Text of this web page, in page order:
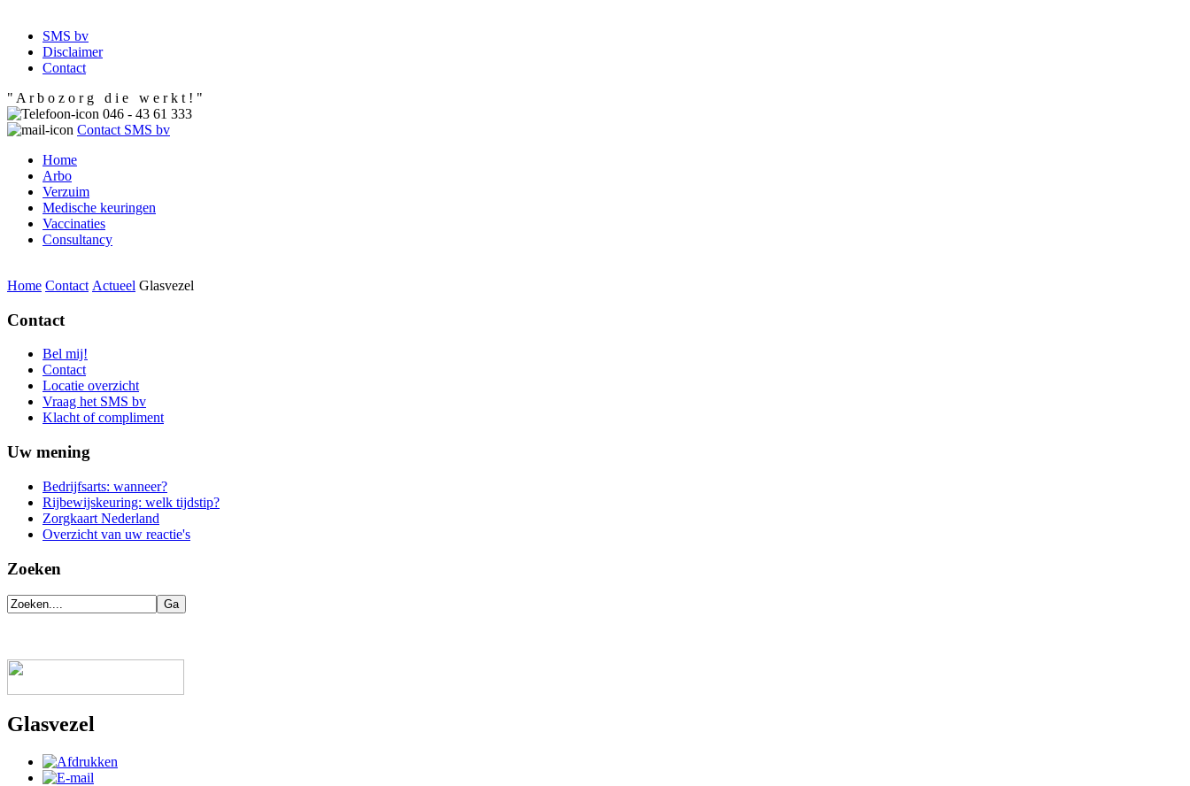
SMS bv
Disclaimer
Contact
" A r b o z o r g d i e w e r k t ! "
046 - 43 61 333
Contact SMS bv
Home
Arbo
Verzuim
Medische keuringen
Vaccinaties
Consultancy
Home Contact Actueel Glasvezel
Contact
Bel mij!
Contact
Locatie overzicht
Vraag het SMS bv
Klacht of compliment
Uw mening
Bedrijfsarts: wanneer?
Rijbewijskeuring: welk tijdstip?
Zorgkaart Nederland
Overzicht van uw reactie's
Zoeken
Glasvezel